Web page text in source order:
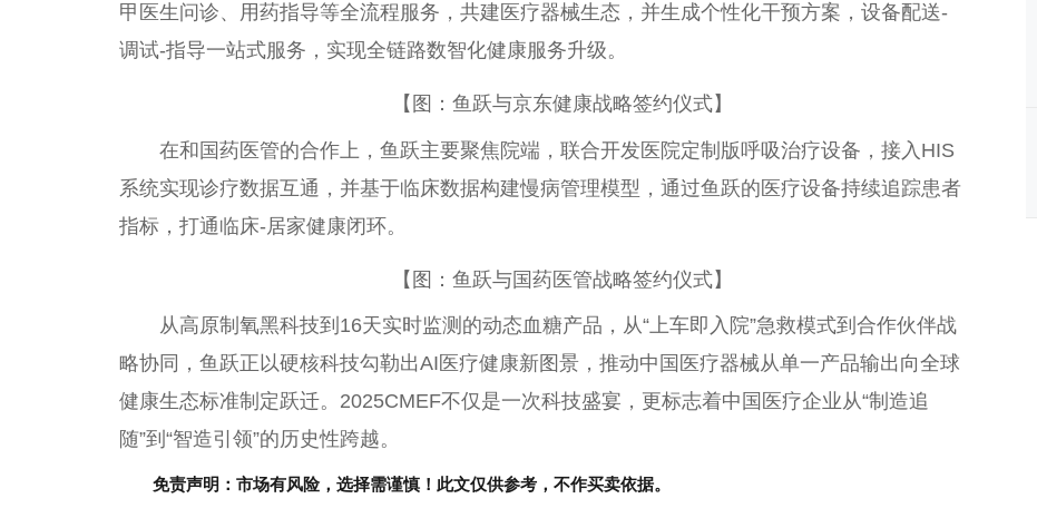
甲医生问诊、用药指导等全流程服务，共建医疗器械生态，并生成个性化干预方案，设备配送-
调试-指导一站式服务，实现全链路数智化健康服务升级。
【图：鱼跃与京东健康战略签约仪式】
在和国药医管的合作上，鱼跃主要聚焦院端，联合开发医院定制版呼吸治疗设备，接入HIS
系统实现诊疗数据互通，并基于临床数据构建慢病管理模型，通过鱼跃的医疗设备持续追踪患者
指标，打通临床-居家健康闭环。
【图：鱼跃与国药医管战略签约仪式】
从高原制氧黑科技到16天实时监测的动态血糖产品，从“上车即入院”急救模式到合作伙伴战
略协同，鱼跃正以硬核科技勾勒出AI医疗健康新图景，推动中国医疗器械从单一产品输出向全球
健康生态标准制定跃迁。2025CMEF不仅是一次科技盛宴，更标志着中国医疗企业从“制造追
随”到“智造引领”的历史性跨越。
免责声明：市场有风险，选择需谨慎！此文仅供参考，不作买卖依据。